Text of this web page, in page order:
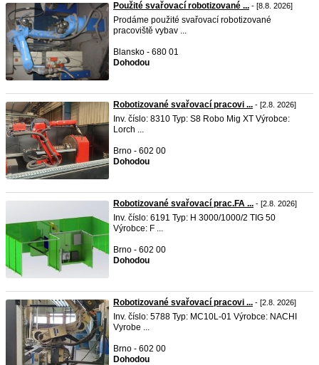
Použité svařovací robotizované ... - [8.8. 2026]
Prodáme použité svařovací robotizované
pracoviště vybav ...
Blansko - 680 01
Dohodou
Robotizované svařovací pracovi ... - [2.8. 2026]
Inv. číslo: 8310 Typ: S8 Robo Mig XT Výrobce:
Lorch ...
Brno - 602 00
Dohodou
Robotizované svařovací prac.FA ... - [2.8. 2026]
Inv. číslo: 6191 Typ: H 3000/1000/2 TIG 50
Výrobce: F ...
Brno - 602 00
Dohodou
Robotizované svařovací pracovi ... - [2.8. 2026]
Inv. číslo: 5788 Typ: MC10L-01 Výrobce: NACHI
Vyrobe ...
Brno - 602 00
Dohodou